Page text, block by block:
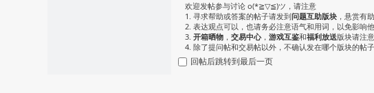
欢迎发帖参与讨论 o(*≧▽≦)ツ，请注意
1. 寻求帮助或答案的帖子请发到问题互助版块 ，悬赏有
2. 表达观点可以，也请务必注意语气和用词，以免影响
3. 开箱晒物 ， 交易中心， 游戏互鉴和福利放送版块请注
4. 除了提问帖和交易帖以外，不确认发在哪个版块的帖
回帖后跳转到最后一页